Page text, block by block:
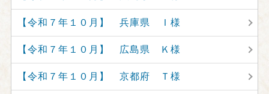
【令和７年１０月】 兵庫県 Ｉ様
【令和７年１０月】 広島県 Ｋ様
【令和７年１０月】 京都府 Ｔ様